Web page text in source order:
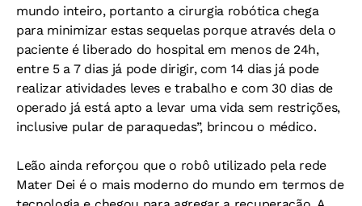
mundo inteiro, portanto a cirurgia robótica chega
para minimizar estas sequelas porque através dela o
paciente é liberado do hospital em menos de 24h,
entre 5 a 7 dias já pode dirigir, com 14 dias já pode
realizar atividades leves e trabalho e com 30 dias de
operado já está apto a levar uma vida sem restrições,
inclusive pular de paraquedas”, brincou o médico.
Leão ainda reforçou que o robô utilizado pela rede
Mater Dei é o mais moderno do mundo em termos de